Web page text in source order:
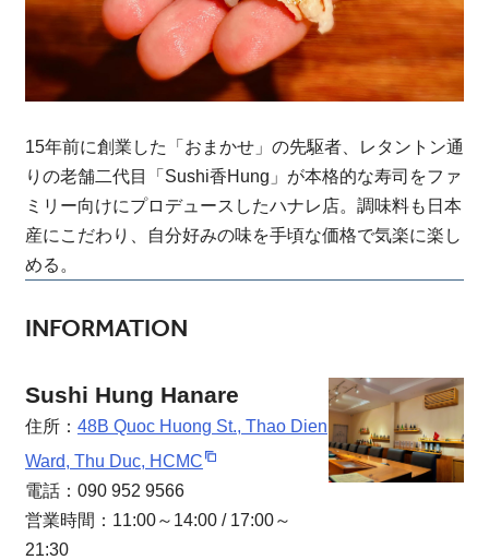
15年前に創業した「おまかせ」の先駆者、レタントン通
りの老舗二代目「Sushi香Hung」が本格的な寿司をファ
ミリー向けにプロデュースしたハナレ店。調味料も日本
産にこだわり、自分好みの味を手頃な価格で気楽に楽し
める。
INFORMATION
Sushi Hung Hanare
住所： 48B Quoc Huong St., Thao Dien
Ward, Thu Duc, HCMC
電話：090 952 9566
営業時間：11:00～14:00 / 17:00～
21:30